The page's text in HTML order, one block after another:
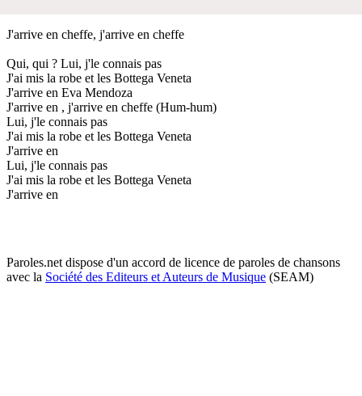
J'arrive en cheffe, j'arrive en cheffe
Qui, qui ? Lui, j'le connais pas
J'ai mis la robe et les Bottega Veneta
J'arrive en Eva Mendoza
J'arrive en , j'arrive en cheffe (Hum-hum)
Lui, j'le connais pas
J'ai mis la robe et les Bottega Veneta
J'arrive en
Lui, j'le connais pas
J'ai mis la robe et les Bottega Veneta
J'arrive en
Paroles.net dispose d'un accord de licence de paroles de chansons
avec la Société des Editeurs et Auteurs de Musique (SEAM)